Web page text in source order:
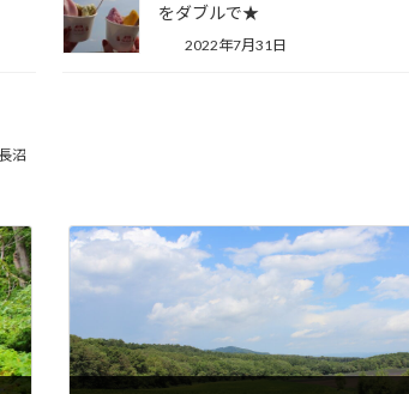
をダブルで★
2022年7月31日
長沼